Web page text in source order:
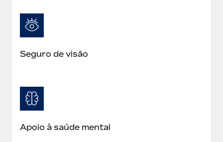
Seguro de visão
Apoio à saúde mental